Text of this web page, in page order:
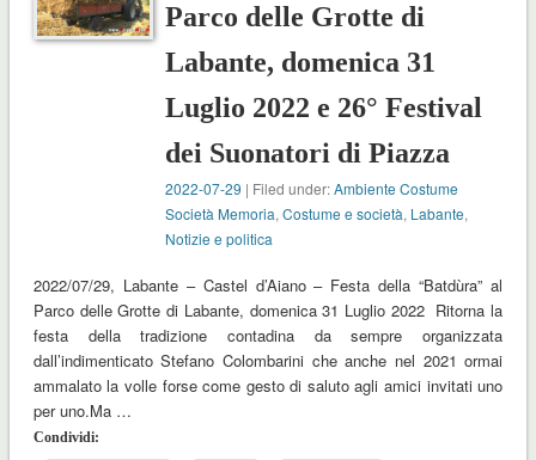
Parco delle Grotte di
Labante, domenica 31
Luglio 2022 e 26° Festival
dei Suonatori di Piazza
2022-07-29 | Filed under:Ambiente Costume
Società Memoria,Costume e società, Labante,
Notizie e politica
2022/07/29, Labante – Castel d’Aiano – Festa della “Batdùra” al
Parco delle Grotte di Labante, domenica 31 Luglio 2022 Ritorna la
festa della tradizione contadina da sempre organizzata
dall’indimenticato Stefano Colombarini che anche nel 2021 ormai
ammalato la volle forse come gesto di saluto agli amici invitati uno
per uno.Ma …
Condividi: